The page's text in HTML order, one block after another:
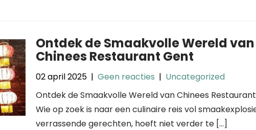
Ontdek de Smaakvolle Wereld van
Chinees Restaurant Gent
02 april 2025 | Geen reacties | Uncategorized
Ontdek de Smaakvolle Wereld van Chinees
Wie op zoek is naar een culinaire reis vol
verrassende gerechten, hoeft niet verder te […]